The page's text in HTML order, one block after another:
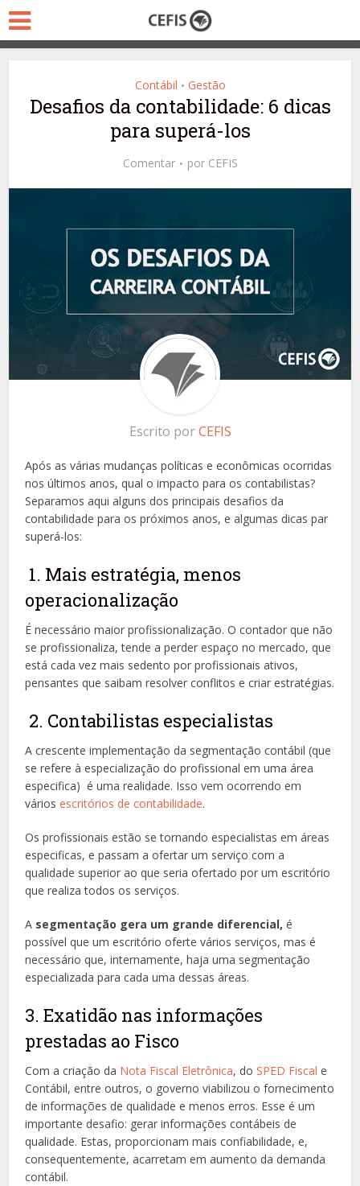
Contábil • Gestão
Desafios da contabilidade: 6 dicas
para superá-los
Comentar por CEFIS
Escrito porCEFIS
Após as várias mudanças políticas e econômicas ocorridas
nos últimos anos, qual o impacto para os contabilistas?
Separamos aqui alguns dos principais desafios da
contabilidade para os próximos anos, e algumas dicas par
superá-los:
1. Mais estratégia, menos
operacionalização
É necessário maior profissionalização. O contador que não
se profissionaliza, tende a perder espaço no mercado, que
está cada vez mais sedento por profissionais ativos,
pensantes que saibam resolver conflitos e criar estratégias.
2. Contabilistas especialistas
A crescente implementação da segmentação contábil (que
se refere à especialização do profissional em uma área
especifica) é uma realidade. Isso vem ocorrendo em
váriosescritórios de contabilidade.
Os profissionais estão se tornando especialistas em áreas
especificas, e passam a ofertar um serviço com a
qualidade superior ao que seria ofertado por um escritório
que realiza todos os serviços.
A segmentação gera um grande diferencial, é
possível que um escritório oferte vários serviços, mas é
necessário que, internamente, haja uma segmentação
especializada para cada uma dessas áreas.
3. Exatidão nas informações
prestadas ao Fisco
Com a criação da Nota Fiscal Eletrônica, doSPED Fiscal e
Contábil, entre outros, o governo viabilizou o fornecimento
de informações de qualidade e menos erros. Esse é um
importante desafio: gerar informações contábeis de
qualidade. Estas, proporcionam mais confiabilidade, e,
consequentemente, acarretam em aumento da demanda
contábil.